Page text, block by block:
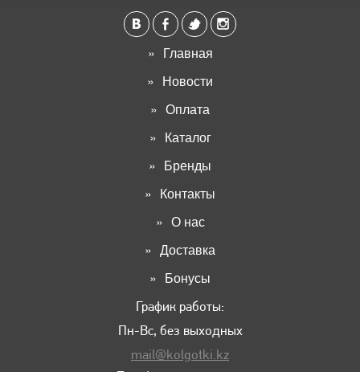
Главная
Новости
Оплата
Каталог
Бренды
Контакты
О нас
Доставка
Бонусы
График работы:
Пн-Вс, без выходных
mail@kolgotki.kz